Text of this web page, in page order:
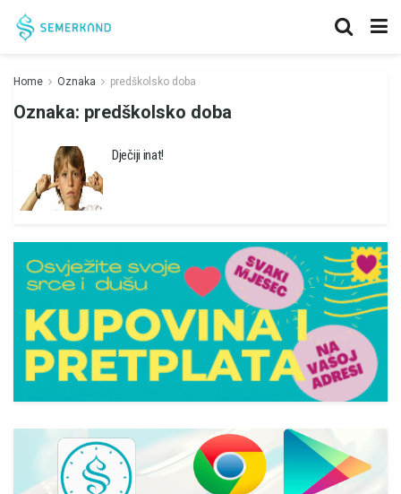
Home Oznaka predškolsko doba
Oznaka: predškolsko doba
Dječiji inat!